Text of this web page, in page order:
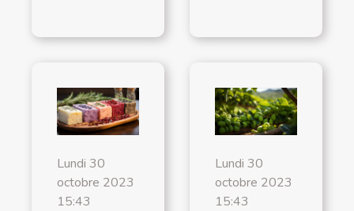
Lundi 30
octobre 2023
15:43
Lundi 30
octobre 2023
15:43